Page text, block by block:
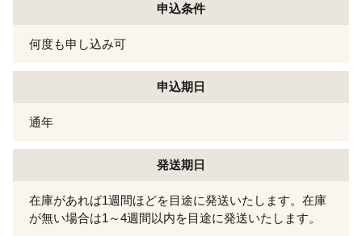
申込条件
何度も申し込み可
申込期日
通年
発送期日
在庫があれば1週間ほどを目途に発送いたします。在庫
が無い場合は1～4週間以内を目途に発送いたします。